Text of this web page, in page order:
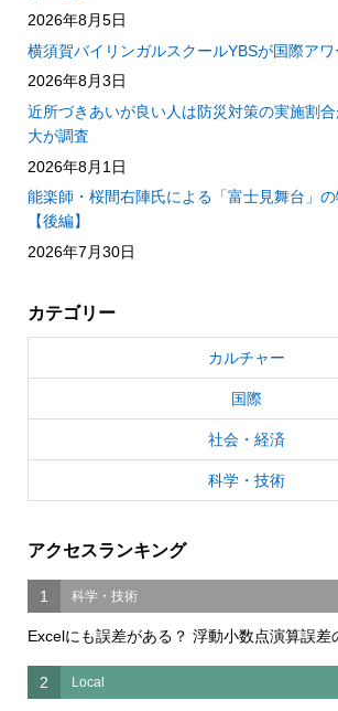
2026年8月5日
横須賀バイリンガルスクールYBSが国際ア
2026年8月3日
近所づきあいが良い人は防災対策の実施割
大が調査
2026年8月1日
能楽師・桜間右陣氏による「富士見舞台」
【後編】
2026年7月30日
カテゴリー
カルチャー
国際
社会・経済
科学・技術
アクセスランキング
1 科学・技術
Excelにも誤差がある？ 浮動小数点演算誤差
2 Local